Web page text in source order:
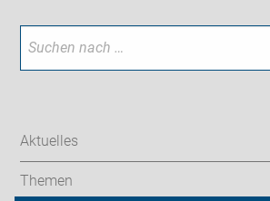
Aktuelles
Themen